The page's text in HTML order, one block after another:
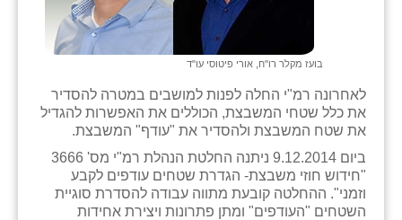
בועז מקלר רו"ח, אורי פיטוסי עו"ד
לאחרונה רמ"י החלה לפנות למושבים במטרה להסדיר
את כלל שטחי המשבצת, הכוללים את האפשרות להגדיל
את שטח המשבצת ולהסדיר את "עודף" המשבצת.
ביום 9.12.2014 ניתנה החלטת הנהלת רמ"י מס' 3666
"חידוש חוזי משבצת- הגדרת שטחים עודפים לקבע
וזמני". ההחלטה קובעת מתווה עבודה להסדרת סוגיית
השטחים "העודפים" ומתן פתרונות ויצירת אחידות
דקל
זוהר
הדר עם
חבצלת השרון